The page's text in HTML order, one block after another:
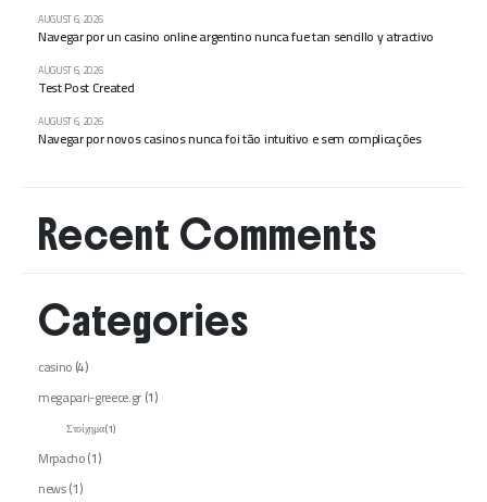
Navegar por un casino online argentino nunca fue tan sencillo y atractivo
AUGUST 6, 2026
Test Post Created
AUGUST 6, 2026
Navegar por novos casinos nunca foi tão intuitivo e sem complicações
AUGUST 6, 2026
Recent Comments
Categories
casino(4)
megapari-greece.gr(1)
Στοίχημα(1)
Mrpacho(1)
news(1)